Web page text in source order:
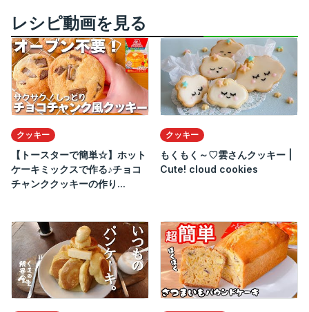
レシピ動画を見る
クッキー
【トースターで簡単☆】ホット
ケーキミックスで作る♪チョコ
チャンククッキーの作り...
クッキー
もくもく～♡雲さんクッキー |
Cute! cloud cookies